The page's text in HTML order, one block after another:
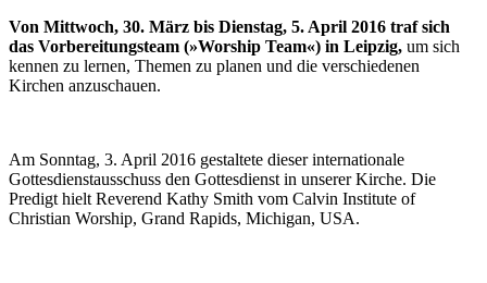
Von Mittwoch, 30. März bis Dienstag, 5. April 2016 traf sich
das Vorbereitungsteam (»Worship Team«) in Leipzig, um sich
kennen zu lernen, Themen zu planen und die verschiedenen
Kirchen anzuschauen.
Am Sonntag, 3. April 2016 gestaltete dieser internationale
Gottesdienstausschuss den Gottesdienst in unserer Kirche. Die
Predigt hielt Reverend Kathy Smith vom Calvin Institute of
Christian Worship, Grand Rapids, Michigan, USA.